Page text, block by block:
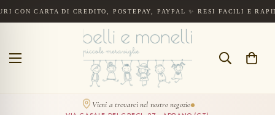
DI CREDITO, POSTEPAY, PAYPAL ✨ RESI FACILI E RAPIDI
Spedizione gratuita a partire da 300€. Pagamenti sicuri con carta di
CERCA
Vieni a trovarci nel nostro negozio